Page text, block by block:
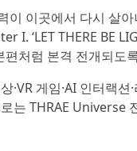
이 이곳에서 다시 살
I. ‘LET THERE BE
처럼 본격 전개되도
·VR 게임·AI 인터
는 THRAE